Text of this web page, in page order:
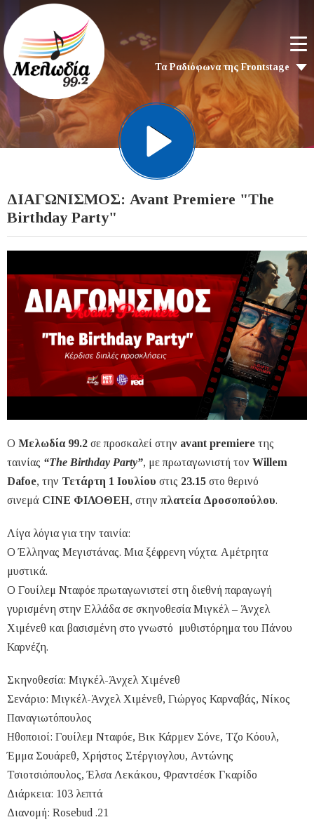
Τα Ραδιόφωνα της Frontstage
ΔΙΑΓΩΝΙΣΜΟΣ: Avant Premiere "The
Birthday Party"
Ο Μελωδία 99.2 σε προσκαλεί στην avant premiere της
ταινίας “Τhe Birthday Party”, με πρωταγωνιστή τον Willem
Dafoe, την Τετάρτη 1 Ιουλίου στις 23.15 στο θερινό
σινεμά CINE ΦΙΛΟΘΕΗ, στην πλατεία Δροσοπούλου.
Λίγα λόγια για την ταινία:
Ο Έλληνας Μεγιστάνας. Μια ξέφρενη νύχτα. Αμέτρητα
μυστικά.
Ο Γουίλεμ Νταφόε πρωταγωνιστεί στη διεθνή παραγωγή
γυρισμένη στην Ελλάδα σε σκηνοθεσία Μιγκέλ – Άνχελ
Χιμένεθ και βασισμένη στο γνωστό μυθιστόρημα του Πάνου
Καρνέζη.
Σκηνοθεσία: Μιγκέλ-Άνχελ Χιμένεθ
Σενάριο: Μιγκέλ-Άνχελ Χιμένεθ, Γιώργος Καρναβάς, Νίκος
Παναγιωτόπουλος
Ηθοποιοί: Γουίλεμ Νταφόε, Βικ Κάρμεν Σόνε, Τζο Κόουλ,
Έμμα Σουάρεθ, Χρήστος Στέργιογλου, Αντώνης
Τσιοτσιόπουλος, Έλσα Λεκάκου, Φραντσέσκ Γκαρίδο
Διάρκεια: 103 λεπτά
Διανομή: Rosebud .21